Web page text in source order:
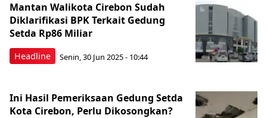
Headline
Mantan Walikota Cirebon Sudah
Diklarifikasi BPK Terkait Gedung
Setda Rp86 Miliar
Senin, 30 Jun 2025 - 10:44
Ini Hasil Pemeriksaan Gedung Setda
Kota Cirebon, Perlu Dikosongkan?